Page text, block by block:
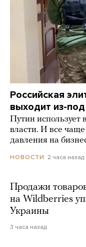
Российская
выходит из-
Путин использует
власти. И все
давления на
НОВОСТИ 2 часа назад
Продажи
на Wildberries
Украины
3 часа назад